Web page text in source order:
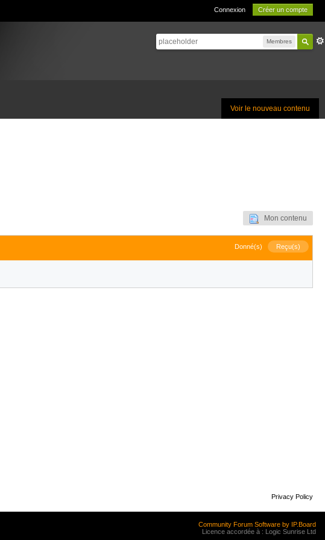
Connexion Créer un compte
Membres
Voir le nouveau contenu
Mon contenu
Donné(s) Reçu(s)
Privacy Policy
Community Forum Software by IP.Board
Licence accordée à : Logic Sunrise Ltd